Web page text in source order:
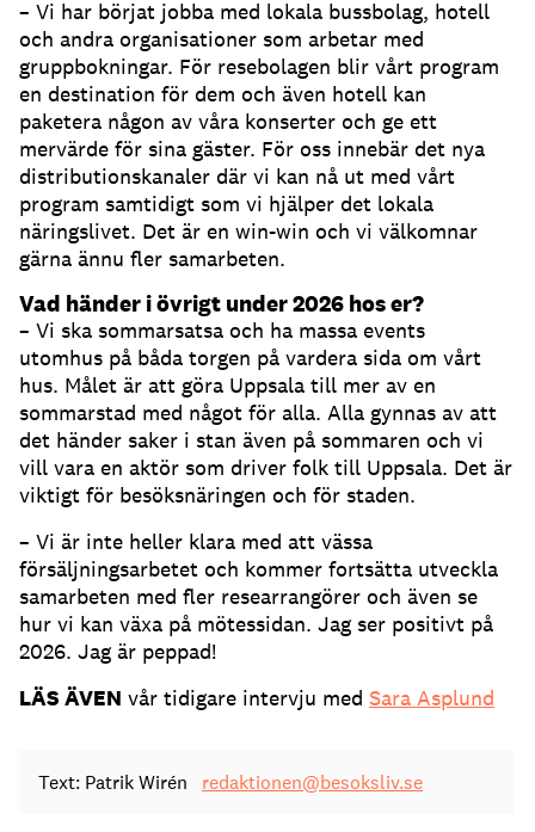
– Vi har börjat jobba med lokala bussbolag, hotell
och andra organisationer som arbetar med
gruppbokningar. För resebolagen blir vårt program
en destination för dem och även hotell kan
paketera någon av våra konserter och ge ett
mervärde för sina gäster. För oss innebär det nya
distributionskanaler där vi kan nå ut med vårt
program samtidigt som vi hjälper det lokala
näringslivet. Det är en win-win och vi välkomnar
gärna ännu fler samarbeten.
Vad händer i övrigt under 2026 hos er?
– Vi ska sommarsatsa och ha massa events
utomhus på båda torgen på vardera sida om vårt
hus. Målet är att göra Uppsala till mer av en
sommarstad med något för alla. Alla gynnas av att
det händer saker i stan även på sommaren och vi
vill vara en aktör som driver folk till Uppsala. Det är
viktigt för besöksnäringen och för staden.
– Vi är inte heller klara med att vässa
försäljningsarbetet och kommer fortsätta utveckla
samarbeten med fler researrangörer och även se
hur vi kan växa på mötessidan. Jag ser positivt på
2026. Jag är peppad!
LÄS ÄVEN vår tidigare intervju med Sara Asplund
Text: Patrik Wirén redaktionen@besoksliv.se